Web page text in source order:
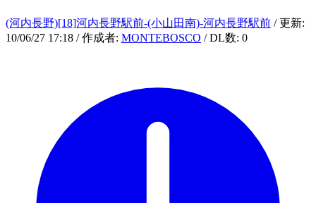
(河内長野)[18]河内長野駅前-(小山田南)-河内長野駅前 / 更新:
10/06/27 17:18 / 作成者: MONTEBOSCO / DL数: 0